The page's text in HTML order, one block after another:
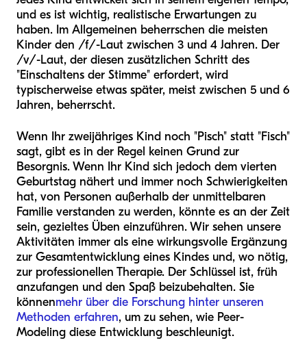
und es ist wichtig, realistische Erwartungen zu
haben. Im Allgemeinen beherrschen die meisten
Kinder den /f/-Laut zwischen 3 und 4 Jahren. Der
/v/-Laut, der diesen zusätzlichen Schritt des
"Einschaltens der Stimme" erfordert, wird
typischerweise etwas später, meist zwischen 5 und 6
Jahren, beherrscht.
Wenn Ihr zweijähriges Kind noch "Pisch" statt "Fisch"
sagt, gibt es in der Regel keinen Grund zur
Besorgnis. Wenn Ihr Kind sich jedoch dem vierten
Geburtstag nähert und immer noch Schwierigkeiten
hat, von Personen außerhalb der unmittelbaren
Familie verstanden zu werden, könnte es an der Zeit
sein, gezieltes Üben einzuführen. Wir sehen unsere
Aktivitäten immer als eine wirkungsvolle Ergänzung
zur Gesamtentwicklung eines Kindes und, wo nötig,
zur professionellen Therapie. Der Schlüssel ist, früh
anzufangen und den Spaß beizubehalten. Sie
könnenmehr über die Forschung hinter unseren
Methoden erfahren, um zu sehen, wie Peer-
Modeling diese Entwicklung beschleunigt.